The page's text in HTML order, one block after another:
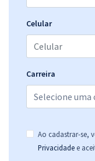
Específicos para
Telecomunicações -
Celular
Carreira
Ao cadastrar-se,
Privacidade e